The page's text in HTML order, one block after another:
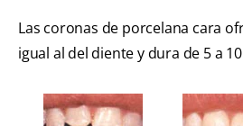
Las coronas de porcelana cara
igual al del diente y dura de 5 a